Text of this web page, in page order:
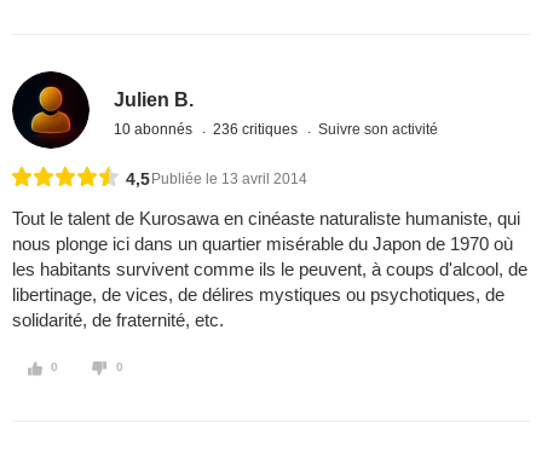
Julien B.
10 abonnés 236 critiques Suivre son activité
4,5 Publiée le 13 avril 2014
Tout le talent de Kurosawa en cinéaste naturaliste humaniste, qui
nous plonge ici dans un quartier misérable du Japon de 1970 où
les habitants survivent comme ils le peuvent, à coups d'alcool, de
libertinage, de vices, de délires mystiques ou psychotiques, de
solidarité, de fraternité, etc.
0 0